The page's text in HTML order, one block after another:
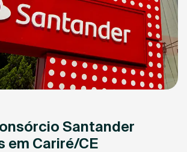
Santander
em Cariré/CE